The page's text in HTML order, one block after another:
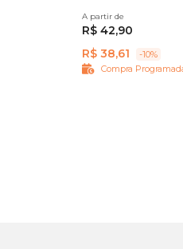
80 g 300 g
A partir de
R$ 42,90
R$ 38,61
-10%
Compra